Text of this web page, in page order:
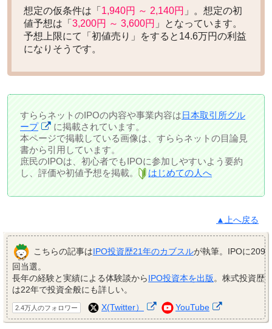
想定の仮条件は「 1,940円 ～ 2,140円 」。想定の初
値予想は「 3,200円 ～ 3,600円 」となっています。
予想上限にて「初値売り」をすると 14.6万円の利益
になりそうです。
すららネットのIPOの内容や事業内容は日本取引所グル
ープ
に掲載されています。
本ページで掲載している画像は、すららネットの目論見
書から引用しています。
庶民のIPOは、初心者でもIPOに参加しやすいよう要約
し、評価や初値予想を掲載。
はじめての人へ
▲上へ戻る
こちらの記事はIPO投資歴21年のカブスルが執筆。IPOに209
回当選。
長年の経験と実績による体験談からIPO投資本を出版。株式投資歴
は22年で投資全般にも詳しい。
2.4万人のフォロワー X(Twitter） YouTube